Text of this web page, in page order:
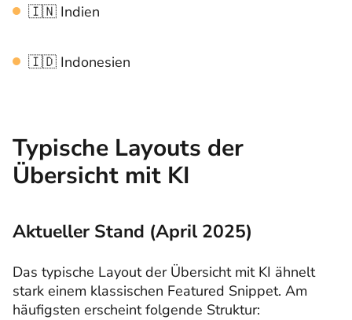
🇮🇳 Indien
🇮🇩 Indonesien‍
Typische Layouts der
Übersicht mit KI
Aktueller Stand (April 2025)
Das typische Layout der Übersicht mit KI ähnelt
stark einem klassischen Featured Snippet. Am
häufigsten erscheint folgende Struktur: